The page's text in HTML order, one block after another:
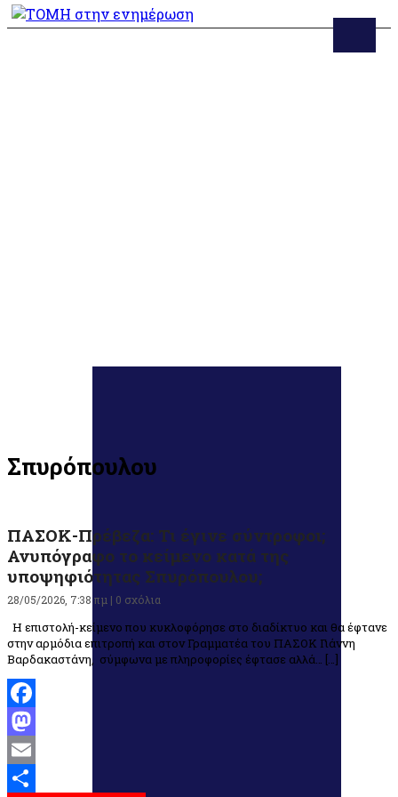
Σπυρόπουλου
ΠΑΣΟΚ-Πρέβεζα: Τι έγινε σύντροφοι;
Ανυπόγραφο το κείμενο κατά της
υποψηφιότητας Σπυρόπουλου;
28/05/2026, 7:38 πμ | 0 σχόλια
Η επιστολή-κείμενο που κυκλοφόρησε στο διαδίκτυο και θα έφτανε
στην αρμόδια επιτροπή και στον Γραμματέα του ΠΑΣΟΚ Γιάννη
Βαρδακαστάνη, σύμφωνα με πληροφορίες έφτασε αλλά… […]
Facebook
Mastodon
Email